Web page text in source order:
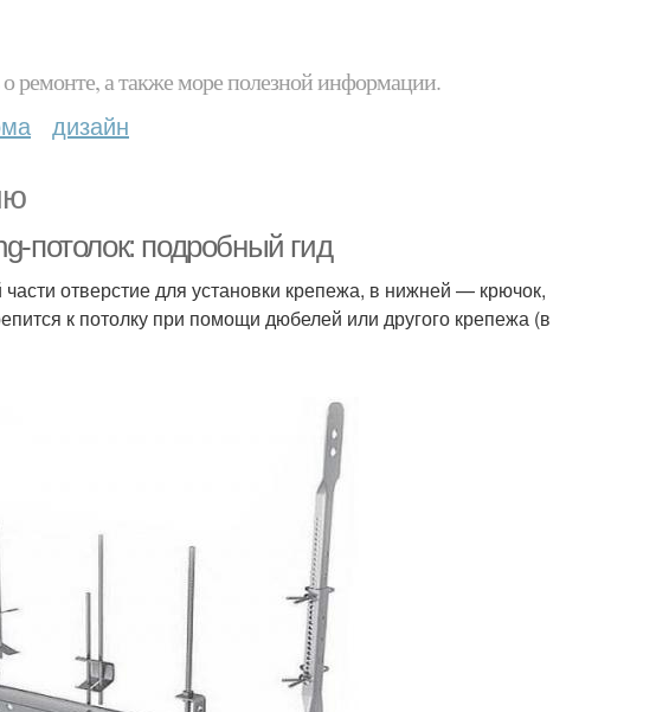
о ремонте, а также море полезной информации.
дизайн
потолок: подробный гид
отверстие для установки крепежа, в нижней — крючок,
к потолку при помощи дюбелей или другого крепежа (в